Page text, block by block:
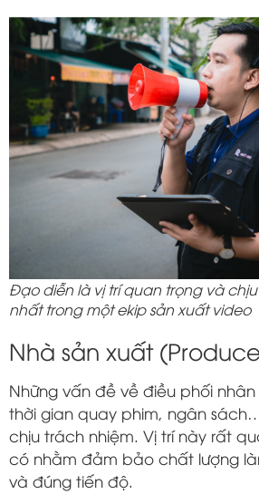
Đạo diễn là vị trí quan trọng và
nhất trong một ekip sản xuất video
Nhà sản xuất
Những vấn đề về điều phối nhân
thời gian quay phim, ngân
chịu trách nhiệm. Vị trí này rất
có nhằm đảm bảo chất lượng
và đúng tiến độ.